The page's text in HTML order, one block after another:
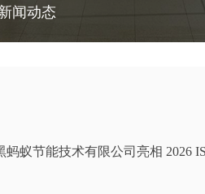
闻动态
蚁节能技术有限公司亮相 2026